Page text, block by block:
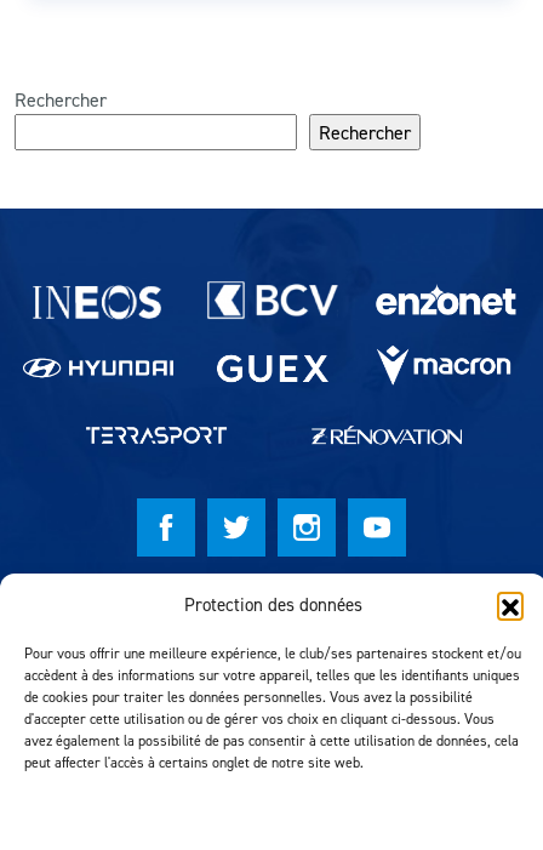
Protection des données
Pour vous offrir une meilleure expérience, le club/ses partenaires stockent et/ou
accèdent à des informations sur votre appareil, telles que les identifiants uniques
de cookies pour traiter les données personnelles. Vous avez la possibilité
d'accepter cette utilisation ou de gérer vos choix en cliquant ci-dessous. Vous
avez également la possibilité de pas consentir à cette utilisation de données, cela
peut affecter l'accès à certains onglet de notre site web.
Rechercher
Rechercher
Partenaires du lausanne-Sport
© Lausanne Sport Football Club 2026